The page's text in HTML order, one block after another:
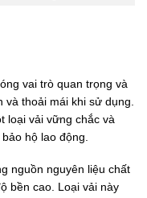
vai trò quan trọng và
thoải mái khi sử dụng.
loại vải vững chắc và
hộ lao động.
nguồn nguyên liệu chất
bền cao. Loại vải này